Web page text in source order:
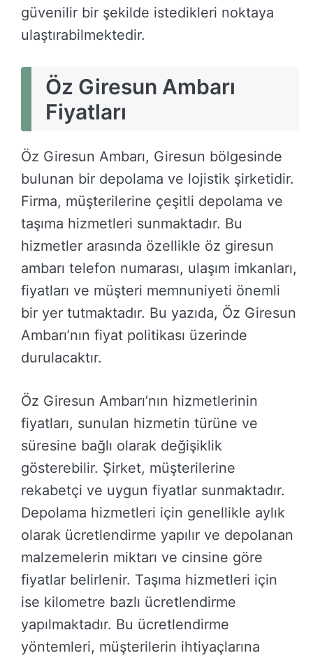
güvenilir bir şekilde istedikleri noktaya
ulaştırabilmektedir.
Öz Giresun Ambarı
Fiyatları
Öz Giresun Ambarı, Giresun bölgesinde
bulunan bir depolama ve lojistik şirketidir.
Firma, müşterilerine çeşitli depolama ve
taşıma hizmetleri sunmaktadır. Bu
hizmetler arasında özellikle öz giresun
ambarı telefon numarası, ulaşım imkanları,
fiyatları ve müşteri memnuniyeti önemli
bir yer tutmaktadır. Bu yazıda, Öz Giresun
Ambarı’nın fiyat politikası üzerinde
durulacaktır.
Öz Giresun Ambarı’nın hizmetlerinin
fiyatları, sunulan hizmetin türüne ve
süresine bağlı olarak değişiklik
gösterebilir. Şirket, müşterilerine
rekabetçi ve uygun fiyatlar sunmaktadır.
Depolama hizmetleri için genellikle aylık
olarak ücretlendirme yapılır ve depolanan
malzemelerin miktarı ve cinsine göre
fiyatlar belirlenir. Taşıma hizmetleri için
ise kilometre bazlı ücretlendirme
yapılmaktadır. Bu ücretlendirme
yöntemleri, müşterilerin ihtiyaçlarına